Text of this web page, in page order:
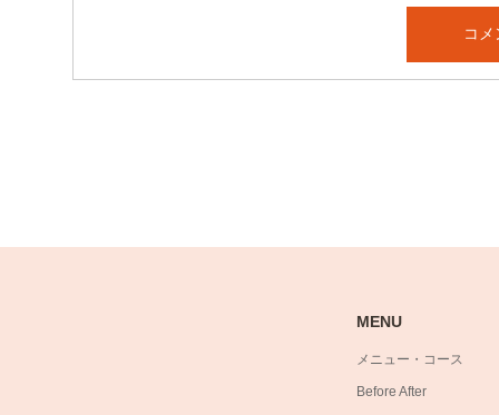
MENU
メニュー・コース
Before After